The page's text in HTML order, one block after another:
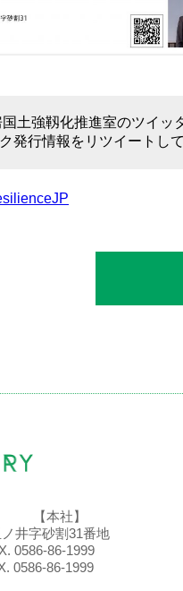
国土強靱化推進室のツイッ
発行情報をリツイートし
【本社】
井字砂割31番地
0586-86-1999
0586-86-1999